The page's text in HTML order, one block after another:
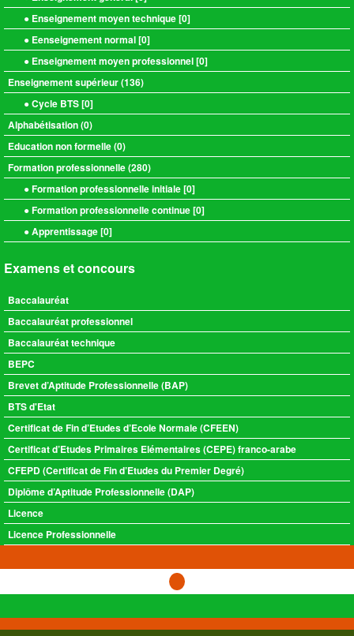
● Enseignement moyen technique [0]
● Eenseignement normal [0]
● Enseignement moyen professionnel [0]
Enseignement supérieur (136)
● Cycle BTS [0]
Alphabétisation (0)
Education non formelle (0)
Formation professionnelle (280)
● Formation professionnelle initiale [0]
● Formation professionnelle continue [0]
● Apprentissage [0]
Examens et concours
Baccalauréat
Baccalauréat professionnel
Baccalauréat technique
BEPC
Brevet d’Aptitude Professionnelle (BAP)
BTS d'Etat
Certificat de Fin d’Etudes d’Ecole Normale (CFEEN)
Certificat d’Etudes Primaires Elémentaires (CEPE) franco-arabe
CFEPD (Certificat de Fin d’Etudes du Premier Degré)
Diplôme d’Aptitude Professionnelle (DAP)
Licence
Licence Professionnelle